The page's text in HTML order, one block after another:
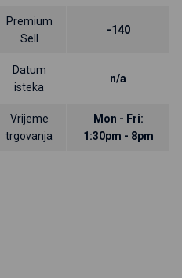
Premium
Sell
-140
Datum
isteka
n/a
Vrijeme
trgovanja
Mon - Fri:
1:30pm - 8pm